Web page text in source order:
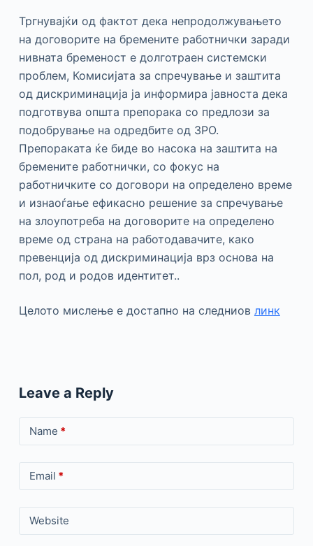
Тргнувајќи од фактот дека непродолжувањето
на договорите на бремените работнички заради
нивната бременост е долготраен системски
проблем, Комисијата за спречување и заштита
од дискриминација ја информира јавноста дека
подготвува општа препорака со предлози за
подобрување на одредбите од ЗРО.
Препораката ќе биде во насока на заштита на
бремените работнички, со фокус на
работничките со договори на определено време
и изнаоѓање ефикасно решение за спречување
на злоупотреба на договорите на определено
време од страна на работодавачите, како
превенција од дискриминација врз основа на
пол, род и родов идентитет..
Целото мислење е достапно на следниов линк
Leave a Reply
Name *
Email *
Website